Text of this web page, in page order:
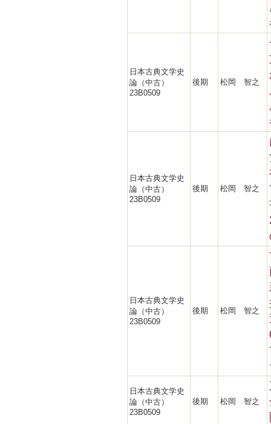
日本古典文学史
論（中古）
23B0509
後期 松岡 智之
日本古典文学史
論（中古）
23B0509
後期 松岡 智之
日本古典文学史
論（中古）
23B0509
後期 松岡 智之
日本古典文学史
論（中古）
23B0509
後期 松岡 智之